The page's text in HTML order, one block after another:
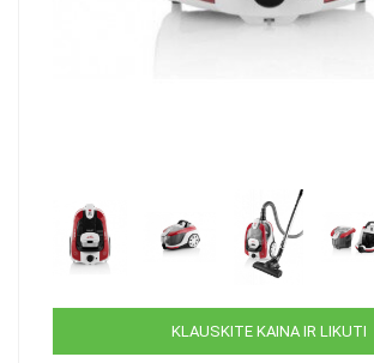
KLAUSKITE KAINA IR LIKUTI